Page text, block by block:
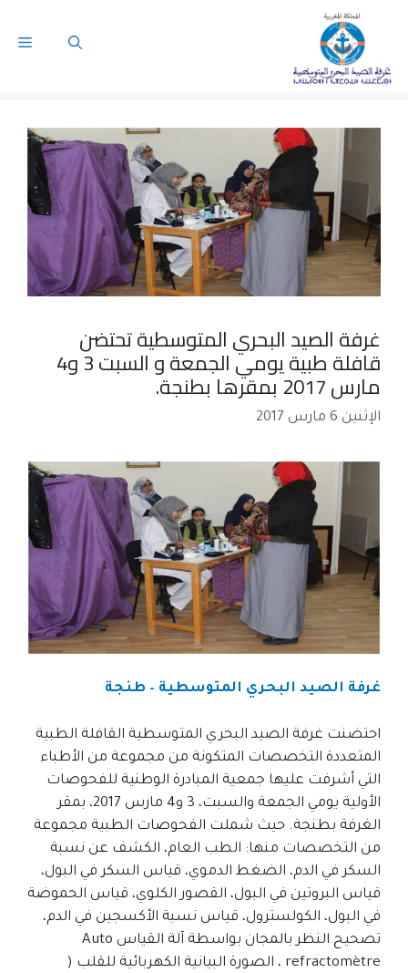
غرفة الصيد البحري المتوسطية تحتضن
قافلة طبية يومي الجمعة و السبت 3 و4
مارس 2017 بمقرها بطنجة.
الإثنين 6 مارس 2017
غرفة الصيد البحري المتوسطية – طنجة
احتضنت غرفة الصيد البحري المتوسطية القافلة الطبية
المتعددة التخصصات المتكونة من مجموعة من الأطباء
التي أشرفت عليها جمعية المبادرة الوطنية للفحوصات
الأولية يومي الجمعة والسبت، 3 و4 مارس 2017، بمقر
الغرفة بطنجة. حيث شملت الفحوصات الطبية مجموعة
من التخصصات منها: الطب العام، الكشف عن نسبة
السكر في الدم، الضغط الدموي، قياس السكر في البول،
قياس البروتين في البول، القصور الكلوي، قياس الحموضة
في البول، الكولسترول، قياس نسبة الأكسجين في الدم،
تصحيح النظر بالمجان بواسطة آلة القياس Auto
refractomètre ، الصورة البيانية الكهربائية للقلب (